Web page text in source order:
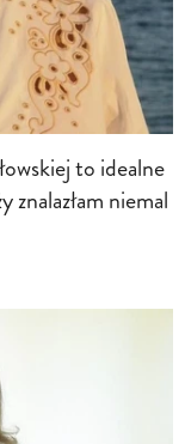
to idealne
znalazłam niemal